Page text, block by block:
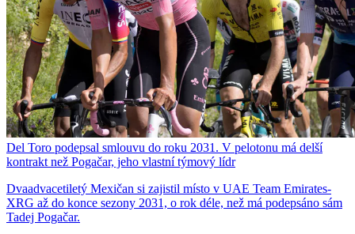
Del Toro podepsal smlouvu do roku 2031. V pelotonu má delší
kontrakt než Pogačar, jeho vlastní týmový lídr
Dvaadvacetiletý Mexičan si zajistil místo v UAE Team Emirates-
XRG až do konce sezony 2031, o rok déle, než má podepsáno sám
Tadej Pogačar.